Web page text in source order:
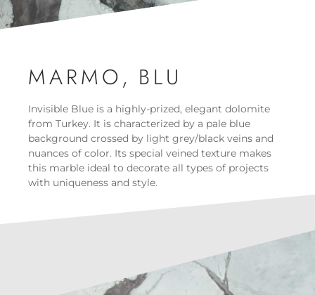
MARMO, BLU
Invisible Blue is a highly-prized, elegant dolomite
from Turkey. It is characterized by a pale blue
background crossed by light grey/black veins and
nuances of color. Its special veined texture makes
this marble ideal to decorate all types of projects
with uniqueness and style.